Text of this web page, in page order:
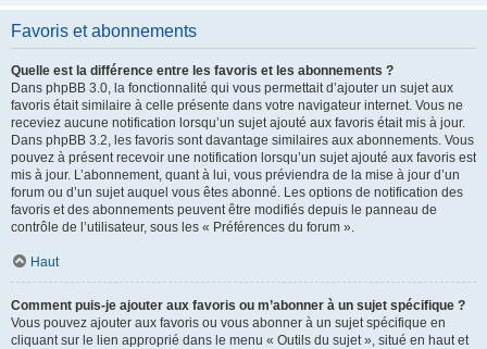
Favoris et abonnements
Quelle est la différence entre les favoris et les abonnements ?
Dans phpBB 3.0, la fonctionnalité qui vous permettait d’ajouter un sujet aux
favoris était similaire à celle présente dans votre navigateur internet. Vous ne
receviez aucune notification lorsqu’un sujet ajouté aux favoris était mis à jour.
Dans phpBB 3.2, les favoris sont davantage similaires aux abonnements. Vous
pouvez à présent recevoir une notification lorsqu’un sujet ajouté aux favoris est
mis à jour. L’abonnement, quant à lui, vous préviendra de la mise à jour d’un
forum ou d’un sujet auquel vous êtes abonné. Les options de notification des
favoris et des abonnements peuvent être modifiés depuis le panneau de
contrôle de l’utilisateur, sous les « Préférences du forum ».
Haut
Comment puis-je ajouter aux favoris ou m’abonner à un sujet spécifique ?
Vous pouvez ajouter aux favoris ou vous abonner à un sujet spécifique en
cliquant sur le lien approprié dans le menu « Outils du sujet », situé en haut et